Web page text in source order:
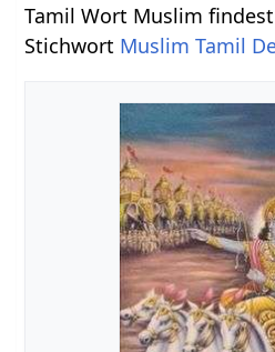
Tamil Wort Muslim
Stichwort Muslim Tamil